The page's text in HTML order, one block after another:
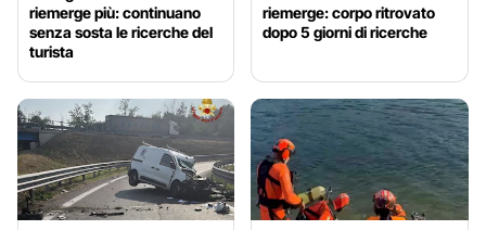
riemerge più: continuano
senza sosta le ricerche del
turista
riemerge: corpo ritrovato
dopo 5 giorni di ricerche